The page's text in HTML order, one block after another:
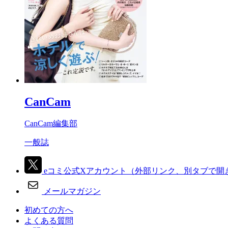
CanCam
CanCam編集部
一般誌
eコミ公式Xアカウント （外部リンク、別タブで開
メールマガジン
初めての方へ
よくある質問